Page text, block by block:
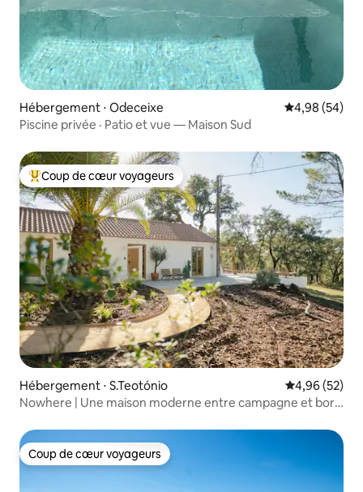
Hébergement ⋅ Odeceixe Évaluation
4,98 (54)
Piscine privée · Patio et vue — Maison Sud
Coups de cœur voyageurs les plus appréciés
Coup de cœur voyageurs
Hébergement ⋅ S.Teotónio Évaluation
4,96 (52)
Nowhere | Une maison moderne entre campagne et bord
Coup de cœur voyageurs
Coup de cœur voyageurs